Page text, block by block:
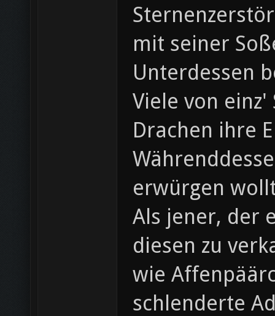
mit seiner
Unterdessen
Viele von
Drachen ihre
erwürgen
Als jener, der
diesen zu
wie
schlenderte